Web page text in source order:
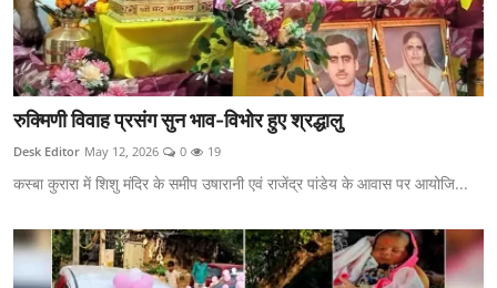
रुक्मिणी विवाह प्रसंग सुन भाव-विभोर हुए श्रद्धालु
Desk Editor May 12, 2026 0 19
कस्बा कुरारा में शिशु मंदिर के समीप उषारानी एवं राजेंद्र पांडेय के आवास पर आयोजि...